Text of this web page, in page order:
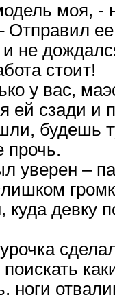
моя, -
Отправил
и не
стоит!
у вас,
ей сзади и
будешь
прочь.
уверен –
куда девку
ноги